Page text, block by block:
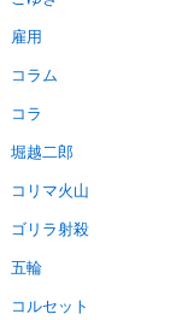
雇用
コラム
コラ
堀越二郎
コリマ火山
ゴリラ射殺
五輪
コルセット